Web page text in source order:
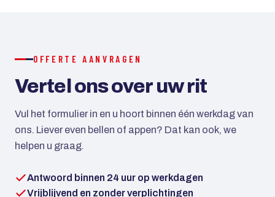
OFFERTE AANVRAGEN
Vertel ons over uw rit
Vul het formulier in en u hoort binnen één werkdag van
ons. Liever even bellen of appen? Dat kan ook, we
helpen u graag.
Antwoord binnen 24 uur op werkdagen
Vrijblijvend en zonder verplichtingen